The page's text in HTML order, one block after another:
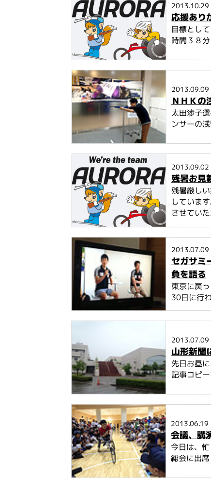
2013.10.29
応援あり
目標とし
時間３８
2013.09.09
ＮＨＫの
太田渉子
ンサーの
2013.09.02
残暑お見
残暑厳し
していま
させていた
2013.07.09
セガサミ
負を語る
東京に戻
30日に行
2013.07.09
山形新聞
先日お昼
記事コピ
2013.06.19
会議、講
今日は、
総会に出